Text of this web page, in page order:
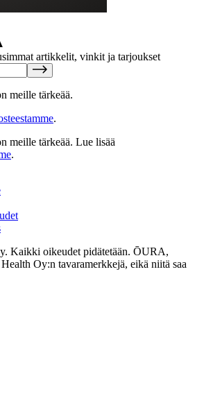
artikkelit, vinkit ja tarjoukset
meille tärkeää.
.
meille tärkeää. Lue lisää
.
Kaikki oikeudet pidätetään. ŌURA,
Oy:n tavaramerkkejä, eikä niitä saa